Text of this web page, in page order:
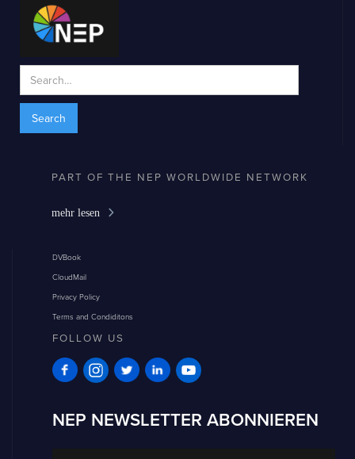
PART OF THE NEP WORLDWIDE NETWORK
mehr lesen
DVBook
CloudMail
Privacy Policy
Terms and Condiditons
FOLLOW US
NEP NEWSLETTER ABONNIEREN